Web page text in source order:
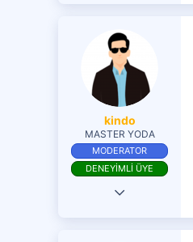
kindo
MASTER YODA
MODERATOR
DENEYİMLİ ÜYE
18 Eki 2020